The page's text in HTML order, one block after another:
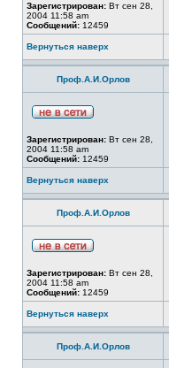
Зарегистрирован: Вт сен 28,
2004 11:58 am
Сообщений: 12459
Вернуться наверх
Проф.А.И.Орлов
Зарегистрирован: Вт сен 28,
2004 11:58 am
Сообщений: 12459
Вернуться наверх
Проф.А.И.Орлов
Зарегистрирован: Вт сен 28,
2004 11:58 am
Сообщений: 12459
Вернуться наверх
Проф.А.И.Орлов